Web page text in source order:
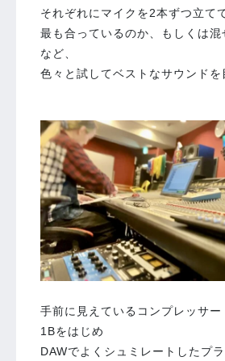
それぞれにマイクを2本ずつ立て
最も合っているのか、もしくは
など、
色々と試してベストなサウンドを
手前に見えているコンプレッサ
1Bをはじめ
DAWでよくシュミレートしたプ